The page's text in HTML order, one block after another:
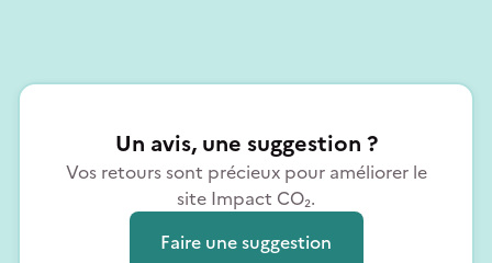
Un avis, une suggestion ?
Vos retours sont précieux pour améliorer le
site Impact CO₂.
Faire une suggestion